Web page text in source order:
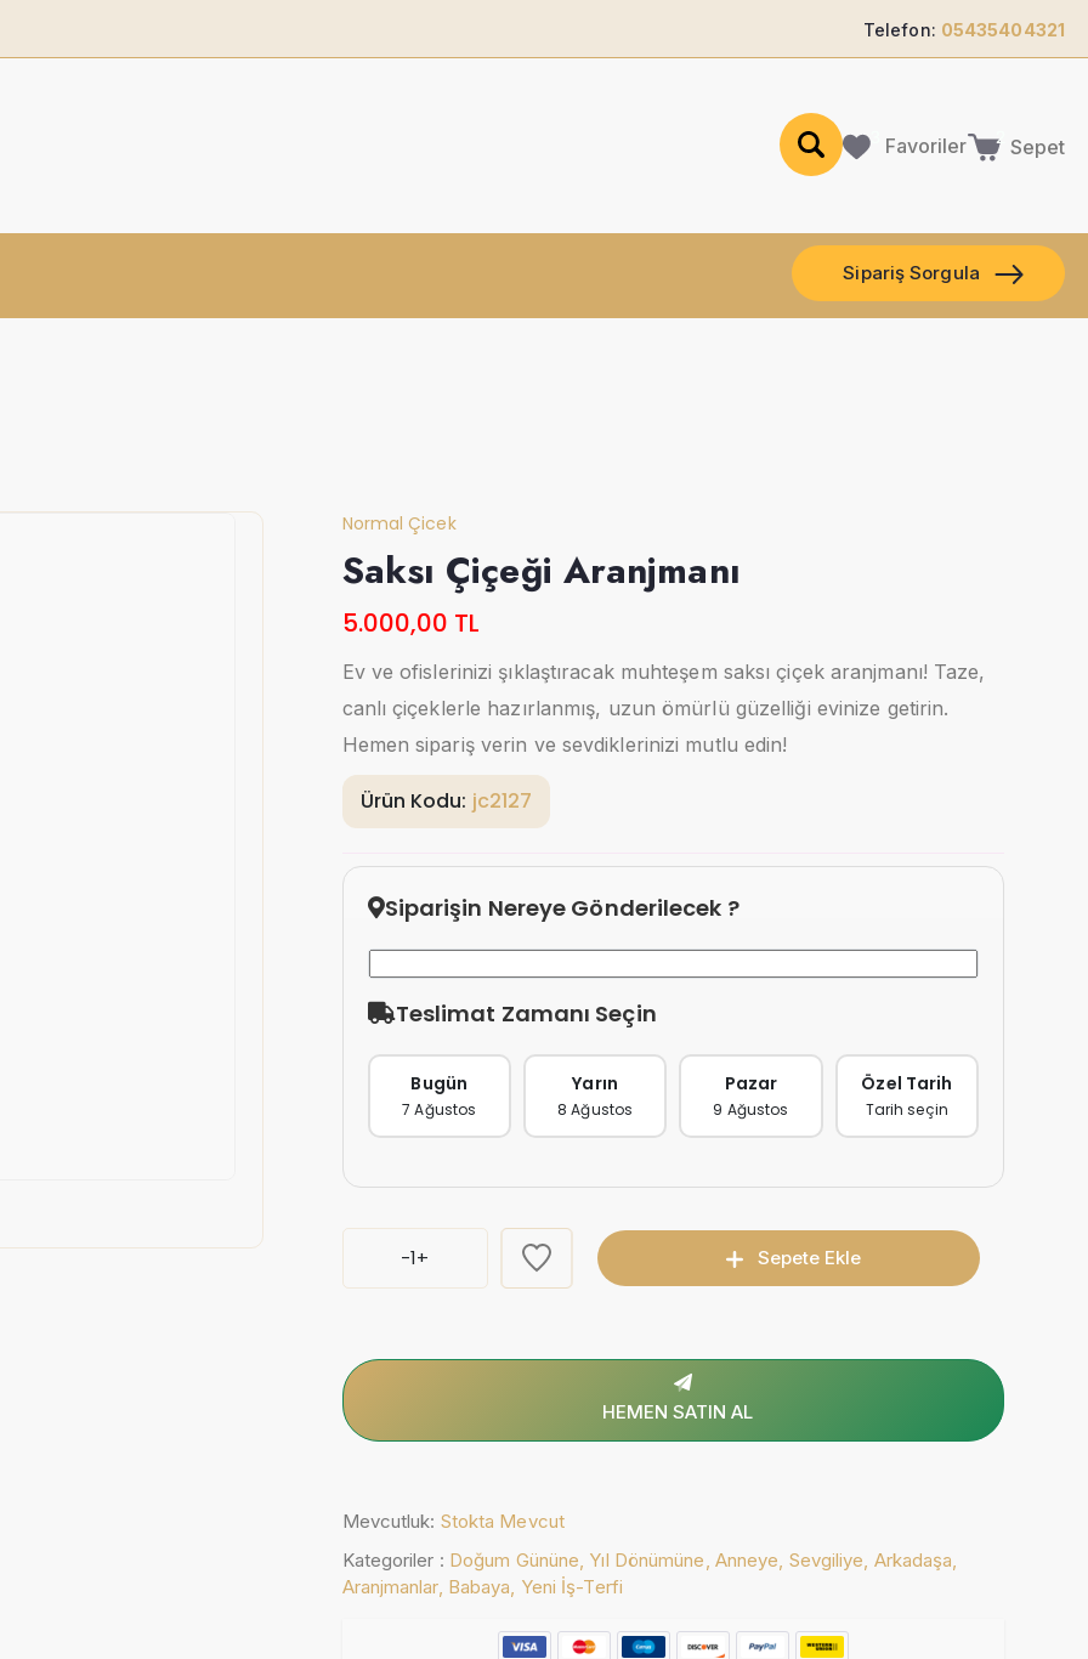
Telefon: 05435404321
Favoriler Sepet
Sipariş Sorgula
Normal Çicek
Saksı Çiçeği Aranjmanı
5.000,00 TL
Ev ve ofislerinizi şıklaştıracak muhteşem saksı çiçek aranjmanı! Taze,
canlı çiçeklerle hazırlanmış, uzun ömürlü güzelliği evinize getirin.
Hemen sipariş verin ve sevdiklerinizi mutlu edin!
Ürün Kodu: jc2127
Siparişin Nereye Gönderilecek ?
Teslimat Zamanı Seçin
Bugün
7 Ağustos
Yarın
8 Ağustos
Pazar
9 Ağustos
Özel Tarih
Tarih seçin
-1+ Sepete Ekle
HEMEN SATIN AL
Mevcutluk: Stokta Mevcut
Kategoriler : Doğum Gününe, Yıl Dönümüne, Anneye, Sevgiliye, Arkadaşa,
Aranjmanlar, Babaya, Yeni İş-Terfi